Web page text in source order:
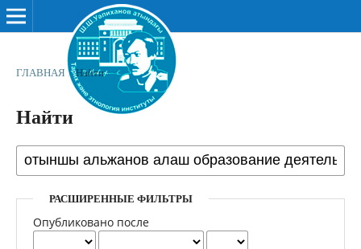
ГЛАВНАЯ / Найти
Найти
РАСШИРЕННЫЕ ФИЛЬТРЫ
Опубликовано после